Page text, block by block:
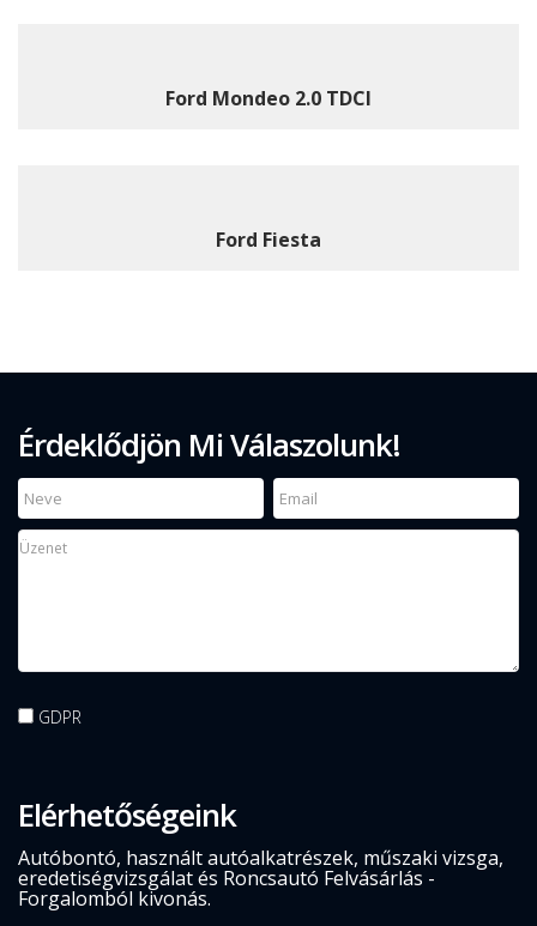
Ford Mondeo 2.0 TDCI
Ford Fiesta
Érdeklődjön Mi Válaszolunk!
GDPR
Elérhetőségeink
Autóbontó, használt autóalkatrészek, műszaki vizsga,
eredetiségvizsgálat és Roncsautó Felvásárlás -
Forgalomból kivonás.